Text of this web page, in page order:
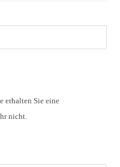
erhalten Sie eine
nicht.